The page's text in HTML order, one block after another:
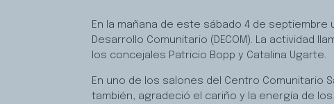
En la mañana de este sábado 4 de
Desarrollo Comunitario (DECOM). La actividad
los concejales Patricio Bopp y Catalina Ugarte.
En uno de los salones del Centro Comunitario
también, agradeció el cariño y la energía de